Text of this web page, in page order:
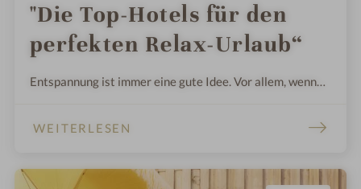
"Die Top-Hotels für den
perfekten Relax-Urlaub“
Entspannung ist immer eine gute Idee. Vor allem, wenn
die Hotels und Resorts der Leading Spa Resorts, in denen
Wellnessoasen können Sie Energie tanken, die
WEITERLESEN